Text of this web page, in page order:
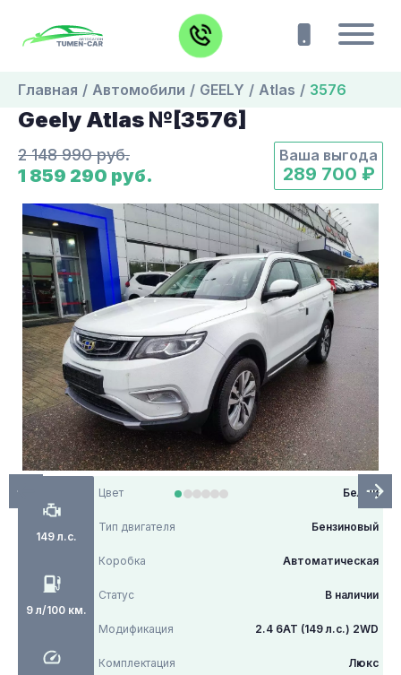
Главная Автомобили GEELY Atlas 3576
Geely Atlas №[3576]
2 148 990 руб.
1 859 290 руб.
Ваша выгода
289 700 ₽
149 л.с.
9 л/100 км.
Цвет Белый
Тип двигателя Бензиновый
Коробка Автоматическая
Статус В наличии
Модификация 2.4 6АТ (149 л.с.) 2WD
Комплектация Люкс